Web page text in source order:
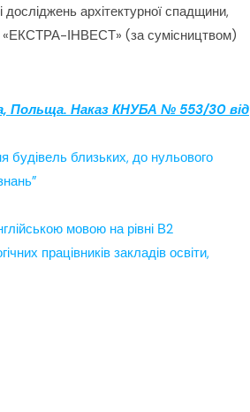
архітектурної спадщини,
«ЕКСТРА-ІНВЕСТ» (за сумісництвом)
Польща. Наказ КНУБА № 553/30 від
будівель близьких, до нульового
мовою на рівні В2
працівників закладів освіти,